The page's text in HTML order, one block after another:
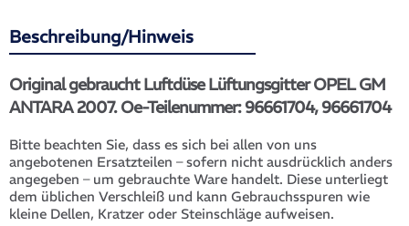
Beschreibung/Hinweis
Original gebraucht Luftdüse Lüftungsgitter OPEL GM
ANTARA 2007. Oe-Teilenummer: 96661704, 96661704
Bitte beachten Sie, dass es sich bei allen von uns
angebotenen Ersatzteilen – sofern nicht ausdrücklich anders
angegeben – um gebrauchte Ware handelt. Diese unterliegt
dem üblichen Verschleiß und kann Gebrauchsspuren wie
kleine Dellen, Kratzer oder Steinschläge aufweisen.